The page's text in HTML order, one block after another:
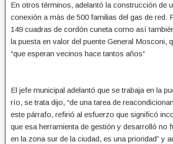
En otros términos, adelantó la construcción de
conexión a más de 500 familias del gas de red.
149 cuadras de cordón cuneta como así
la puesta en valor del puente General
“que esperan vecinos hace tantos años”
El jefe municipal adelantó que se trabaja en la
río, se trata dijo, “de una tarea de
este párrafo, refirió al esfuerzo que significó
que esa herramienta de gestión y desarrolló no
en la zona sur de la ciudad, es una prioridad” y